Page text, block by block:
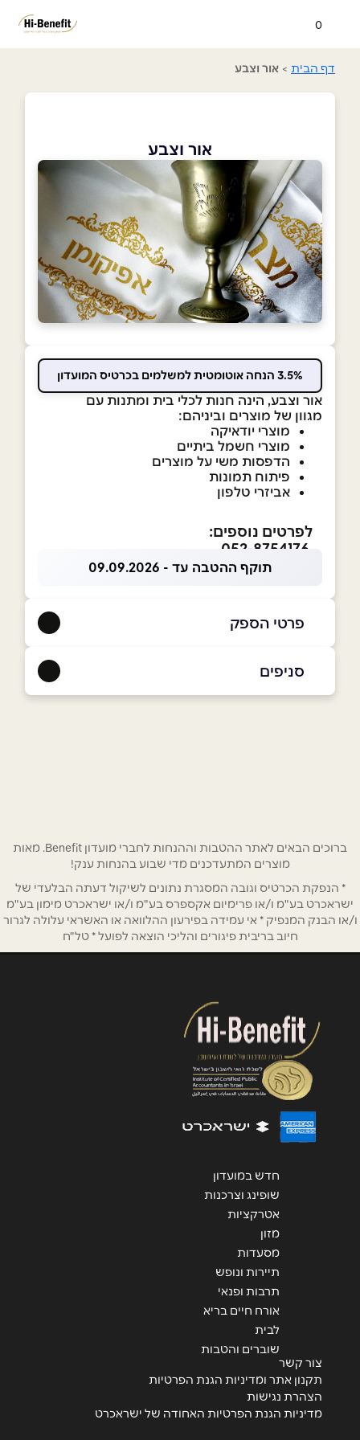
0
דף הבית > אור וצבע
אור וצבע
3.5% הנחה אוטומטית למשלמים בכרטיס המועדון
אור וצבע, הינה חנות לכלי בית ומתנות עם
מגוון של מוצרים וביניהם:
מוצרי יודאיקה
מוצרי חשמל ביתיים
הדפסות משי על מוצרים
פיתוח תמונות
אביזרי טלפון
לפרטים נוספים:
תוקף ההטבה עד - 09.09.2026
פרטי הספק
נושא*
אנא חזרו אלי בקשר ל...
הודעה*
שליחה
סניפים
ברוכים הבאים לאתר ההטבות וההנחות לחברי מועדון Benefit. מאות
מוצרים המתעדכנים מדי שבוע בהנחות ענק!
* הנפקת הכרטיס וגובה המסגרת נתונים לשיקול דעתה הבלעדי של
ישראכרט בע"מ ו/או פרימיום אקספרס בע"מ ו/או ישראכרט מימון בע"מ
ו/או הבנק המנפיק * אי עמידה בפירעון ההלוואה או האשראי עלולה לגרור
חיוב בריבית פיגורים והליכי הוצאה לפועל * טל"ח
חדש במועדון
שופינג וצרכנות
אטרקציות
מזון
מסעדות
תיירות ונופש
תרבות ופנאי
אורח חיים בריא
לבית
שוברים והטבות
צור קשר
תקנון אתר ומדיניות הגנת הפרטיות
הצהרת נגישות
מדיניות הגנת הפרטיות האחודה של ישראכרט